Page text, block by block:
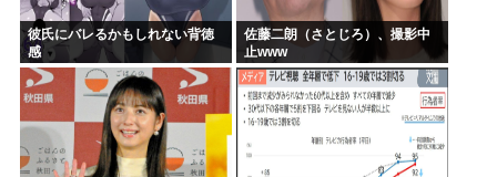
彼氏にバレるかもしれない背徳
感
佐藤二朗（さとじろ）、撮影中
止www